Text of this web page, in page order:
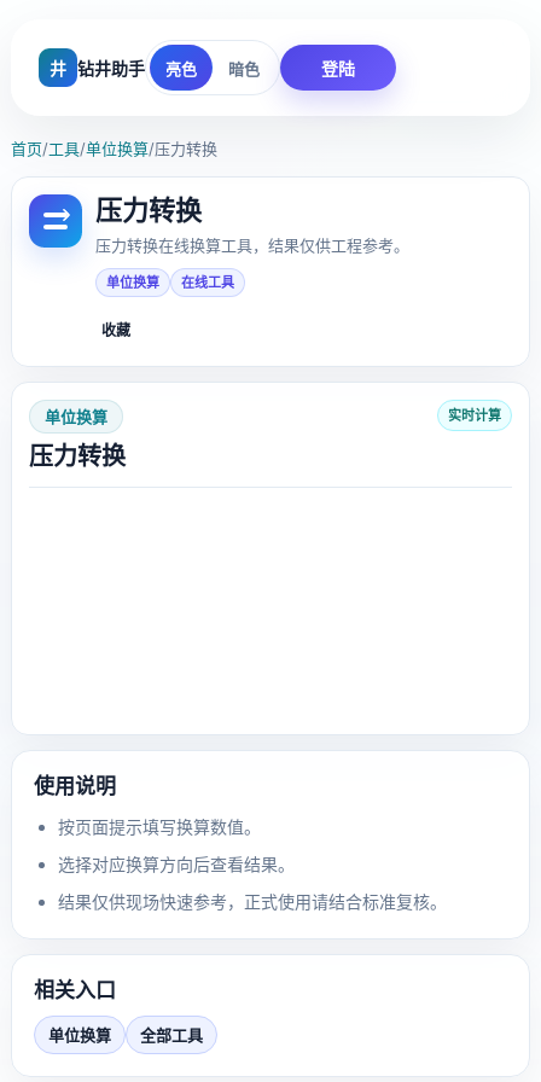
井 钻井助手 亮色 暗色 登陆
首页/工具/单位换算/压力转换
压力转换
压力转换在线换算工具，结果仅供工程参考。
单位换算 在线工具
收藏
单位换算
压力转换
实时计算
使用说明
按页面提示填写换算数值。
选择对应换算方向后查看结果。
结果仅供现场快速参考，正式使用请结合标准复核。
相关入口
单位换算 全部工具